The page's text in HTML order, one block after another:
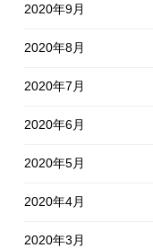
2020年9月
2020年8月
2020年7月
2020年6月
2020年5月
2020年4月
2020年3月